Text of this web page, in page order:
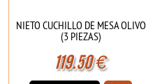
NIETO CUCHILLO DE MESA OLIVO
(3 PIEZAS)
119.50€